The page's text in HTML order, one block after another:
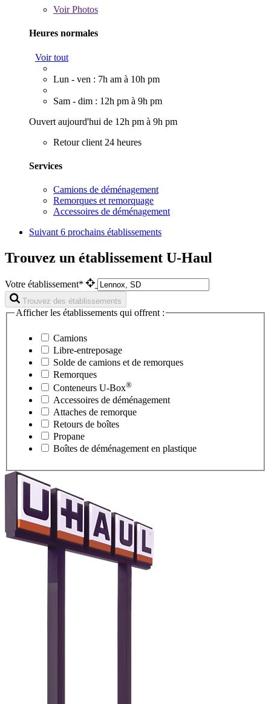
VoirPhotos
Heures normales
Voir tout
Lun - ven : 7h am à 10h pm
Sam - dim : 12h pm à 9h pm
Ouvert aujourd'hui de 12h pm à 9h pm
Retour client 24 heures
Services
Camions de déménagement
Remorques et remorquage
Accessoires de déménagement
Suivant 6 prochains établissements
Trouvez un établissement U-Haul
Votre établissement*
Trouvez des établissements
Afficher les établissements qui offrent :
Camions
Libre-entreposage
Solde de camions et de remorques
Remorques
Conteneurs U-Box®
Accessoires de déménagement
Attaches de remorque
Retours de boîtes
Propane
Boîtes de déménagement en plastique